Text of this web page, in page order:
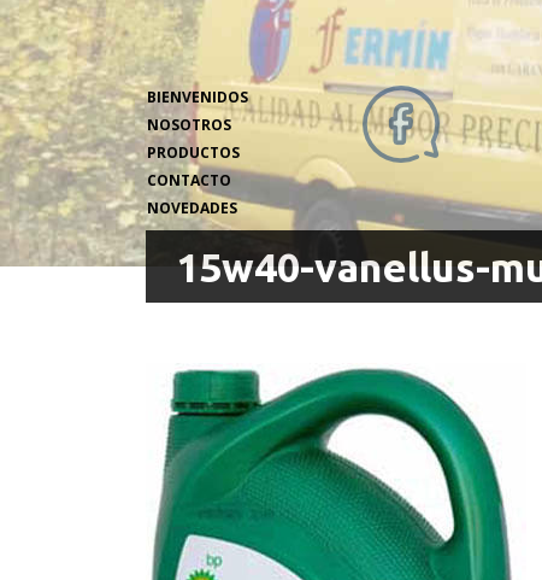
BIENVENIDOS
NOSOTROS
PRODUCTOS
CONTACTO
NOVEDADES
15w40-vanellus-